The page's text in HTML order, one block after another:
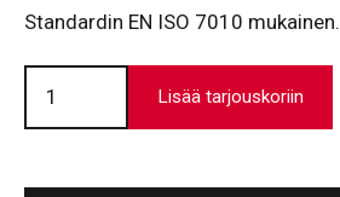
Standardin EN ISO 7010 mukainen.
Poistumisreitti
T0001
määrä
Lisää tarjouskoriin